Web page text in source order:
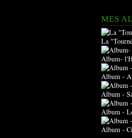
MES
La
Album-
Album -
Album -
Album -
Album -